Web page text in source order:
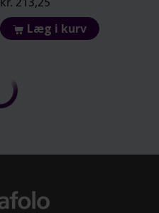
Læg i kurv